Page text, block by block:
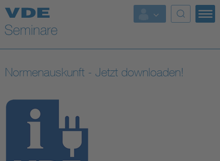
Normenauskunft - Jetzt downloaden!